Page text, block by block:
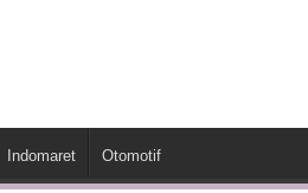
Indomaret Otomotif